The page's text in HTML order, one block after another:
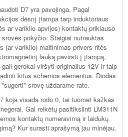
D7 yra pavojinga. Pagal
dėsnį įtampa tarp induktoriaus
ar variklio apvijos) kontaktų priklauso
srovės pokyčio. Staigiai nutrauktas
(ar variklio) maitinimas privers ritės
lauką pavirsti į įtampą,
gali gerokai viršyti originalius 12V ir taip
kitus schemos elementus. Diodas
srovę uždarame rate.
koja visada rodo 0, tai tuomet kažkas
Gal reikėtų pasitikslinti LM311N
kontaktų numeravimą ir laidukų
Kur surasti aprašymą jau minėjau.